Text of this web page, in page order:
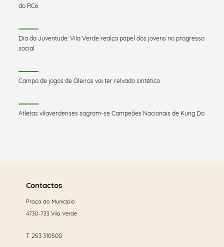
do RC6
Dia da Juventude: Vila Verde realça papel dos jovens no progresso
social
Campo de jogos de Oleiros vai ter relvado sintético
Atletas vilaverdenses sagram-se Campeões Nacionais de Kung Do
maisContactos
Praça do Município
4730-733 Vila Verde
T. 253 310500